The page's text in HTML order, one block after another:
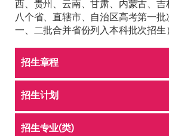
西、贵州、云南、甘肃、内蒙古、
八个省、直辖市、自治区高考第一
一、二批合并省份列入本科批次招生
招生章程
招生计划
招生专业(类)